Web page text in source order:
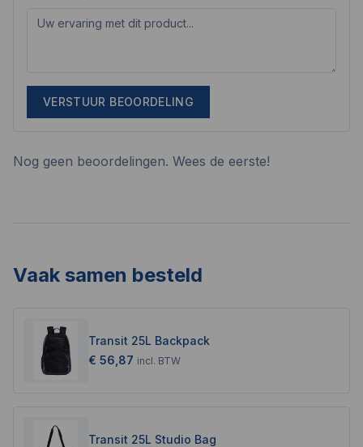
VERSTUUR BEOORDELING
Nog geen beoordelingen. Wees de eerste!
Vaak samen besteld
Transit 25L Backpack
€ 56,87 incl. BTW
Transit 25L Studio Bag